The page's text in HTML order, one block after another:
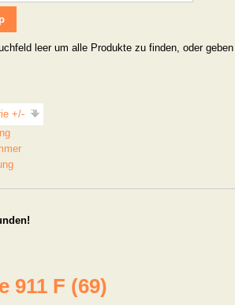
leer um alle Produkte zu finden, oder
+/-
911 F (69)